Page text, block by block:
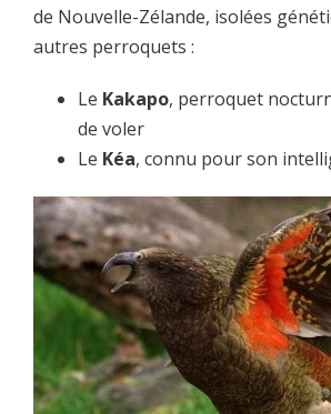
de Nouvelle-Zélande, isolées
autres perroquets :
Le Kakapo, perroquet
de voler
Le Kéa, connu pour son